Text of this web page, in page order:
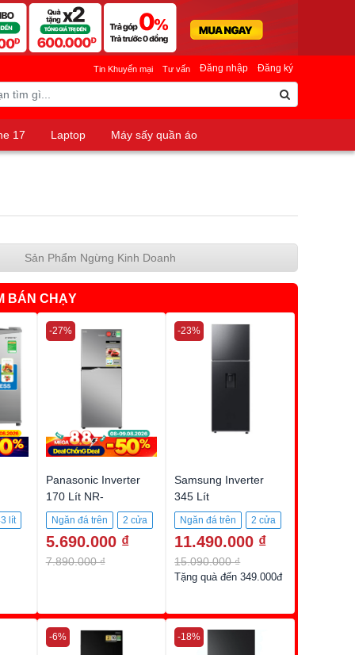
Đăng nhập Đăng ký
Tin Khuyến mại Tư vấn
17 Laptop
Máy sấy quần áo
Sản Phẩm Ngừng Kinh Doanh
BÁN CHẠY
lít
Panasonic Inverter
170 Lít NR-
BA190PPVN
Ngăn đá trên
2 cửa
170 Lít
5.690.000 ₫
7.890.000 ₫
-27%
Samsung Inverter
345 Lít
RT35CG5544B1SV
Ngăn đá trên
2 cửa
345 lít
11.490.000 ₫
15.090.000 ₫
-23%
Tặng quà đến 349.000đ
-6% -18%